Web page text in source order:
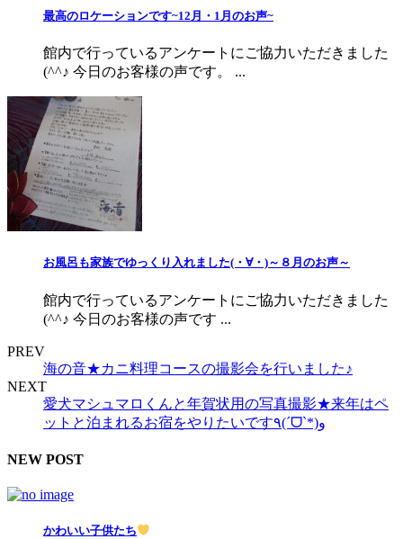
最高のロケーションです~12月・1月のお声~
館内で行っているアンケートにご協力いただきました
(^^♪ 今日のお客様の声です。 ...
お風呂も家族でゆっくり入れました(・∀・)～８月のお声～
館内で行っているアンケートにご協力いただきました
(^^♪ 今日のお客様の声です ...
PREV
海の音★カニ料理コースの撮影会を行いました♪
NEXT
愛犬マシュマロくんと年賀状用の写真撮影★来年はペ
ットと泊まれるお宿をやりたいです٩(ˊᗜˋ*)و
NEW POST
かわいい子供たち